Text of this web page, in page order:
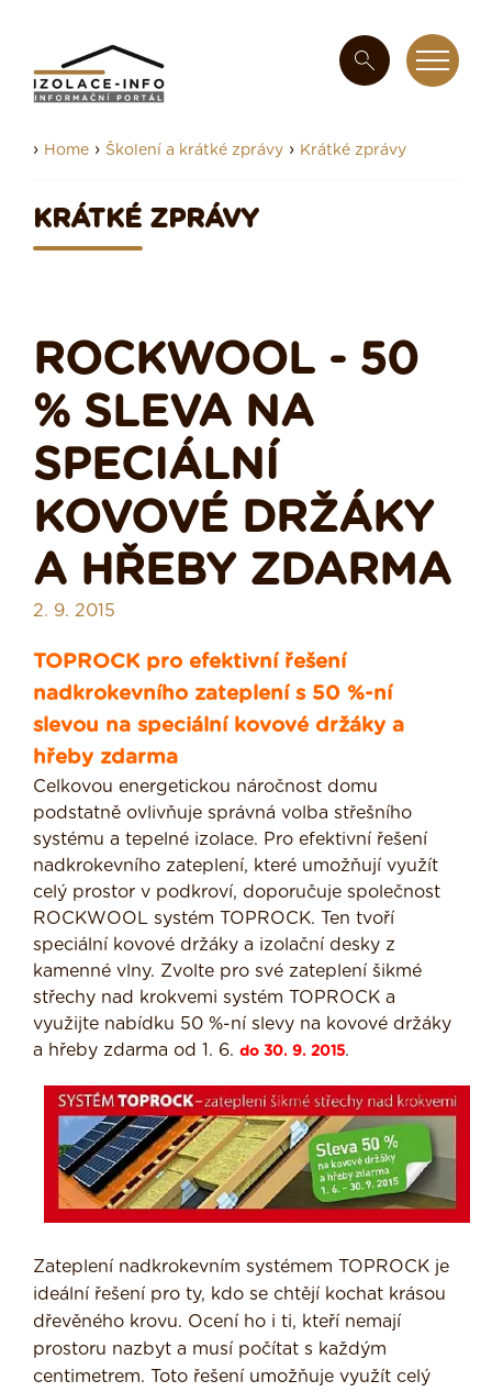
› Home › Školení a krátké zprávy › Krátké zprávy
KRÁTKÉ ZPRÁVY
ROCKWOOL - 50
% SLEVA NA
SPECIÁLNÍ
KOVOVÉ DRŽÁKY
A HŘEBY ZDARMA
2. 9. 2015
TOPROCK pro efektivní řešení
nadkrokevního zateplení s 50 %-ní
slevou na speciální kovové držáky a
hřeby zdarma
Celkovou energetickou náročnost domu
podstatně ovlivňuje správná volba střešního
systému a tepelné izolace. Pro efektivní řešení
nadkrokevního zateplení, které umožňují využít
celý prostor v podkroví, doporučuje společnost
ROCKWOOL systém TOPROCK. Ten tvoří
speciální kovové držáky a izolační desky z
kamenné vlny. Zvolte pro své zateplení šikmé
střechy nad krokvemi systém TOPROCK a
využijte nabídku 50 %-ní slevy na kovové držáky
a hřeby zdarma od 1. 6. do 30. 9. 2015.
Zateplení nadkrokevním systémem TOPROCK je
ideální řešení pro ty, kdo se chtějí kochat krásou
dřevěného krovu. Ocení ho i ti, kteří nemají
prostoru nazbyt a musí počítat s každým
centimetrem. Toto řešení umožňuje využít celý